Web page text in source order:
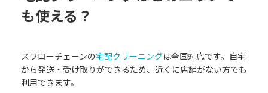
も使える？
スワローチェーンの宅配クリーニングは全国対応です。自宅
から発送・受け取りができるため、近くに店舗がない方でも
利用できます。